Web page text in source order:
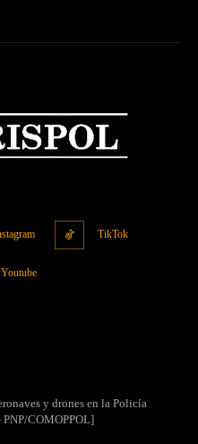
TikTok
Youtube
y drones en la Policía
COMOPPOL]